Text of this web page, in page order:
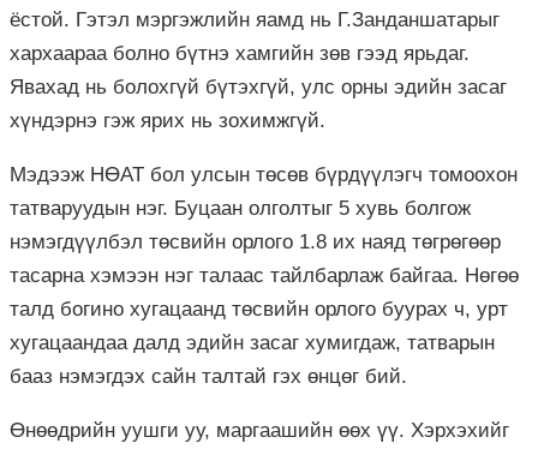
ёстой. Гэтэл мэргэжлийн яамд нь Г.Занданшатарыг
хархаараа болно бүтнэ хамгийн зөв гээд ярьдаг.
Явахад нь болохгүй бүтэхгүй, улс орны эдийн засаг
хүндэрнэ гэж ярих нь зохимжгүй.
Мэдээж НӨАТ бол улсын төсөв бүрдүүлэгч томоохон
татваруудын нэг. Буцаан олголтыг 5 хувь болгож
нэмэгдүүлбэл төсвийн орлого 1.8 их наяд төгрөгөөр
тасарна хэмээн нэг талаас тайлбарлаж байгаа. Нөгөө
талд богино хугацаанд төсвийн орлого буурах ч, урт
хугацаандаа далд эдийн засаг хумигдаж, татварын
бааз нэмэгдэх сайн талтай гэх өнцөг бий.
Өнөөдрийн уушги уу, маргаашийн өөх үү. Хэрхэхийг